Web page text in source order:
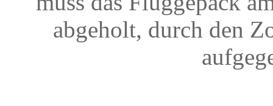
abgeholt, durch den